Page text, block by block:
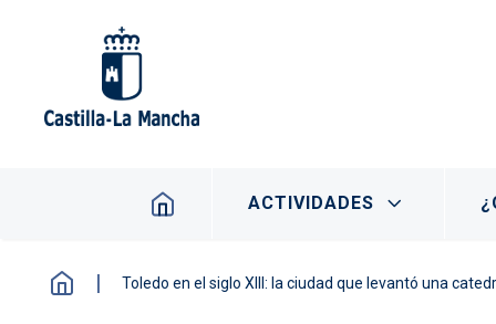
Navegación principal
ACTIVIDADES
Toledo en el siglo XIII: la ciudad que levantó una